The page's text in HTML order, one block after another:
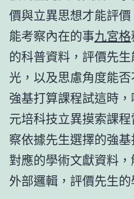
價與立異思想才能評價
能考察內在的事九宮格
的科普資料，評價先
光，以及思慮角度能否
強基打算課程試這時
元培科技立異摸索課
察依據先生選擇的強
對應的學術文獻資料
外部邏輯，評價先生